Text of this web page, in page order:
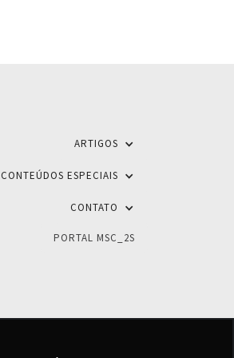
ARTIGOS
CONTEÚDOS ESPECIAIS
CONTATO
PORTAL MSC_2S